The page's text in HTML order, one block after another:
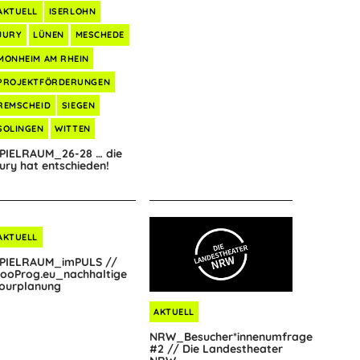
ISERLOHN
LÜNEN MESCHEDE
AM RHEIN
SIEGEN
WITTEN
28 … die
hat entschieden!
//
AKTUELL
NRW_Besucher*innenumfrage
#2 // Die Landestheater